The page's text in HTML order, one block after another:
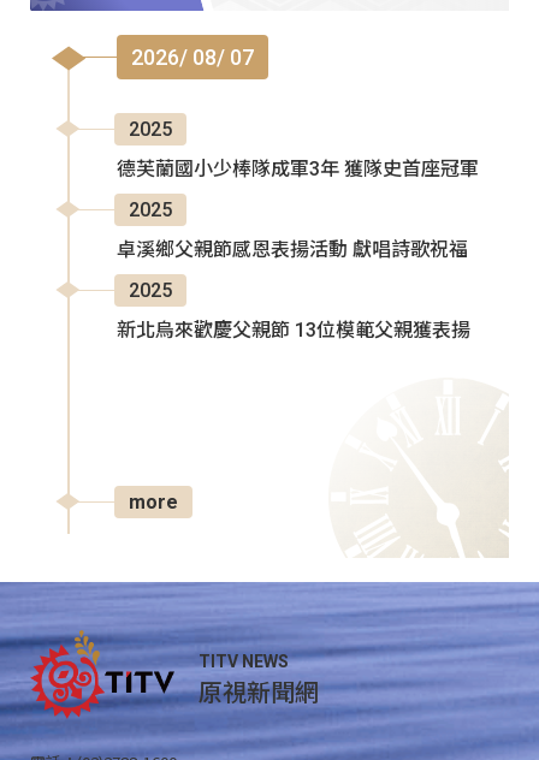
2026/ 08/ 07
2025
德芙蘭國小少棒隊成軍3年 獲隊史首座冠軍
2025
卓溪鄉父親節感恩表揚活動 獻唱詩歌祝福
2025
新北烏來歡慶父親節 13位模範父親獲表揚
more
TITV NEWS
原視新聞網